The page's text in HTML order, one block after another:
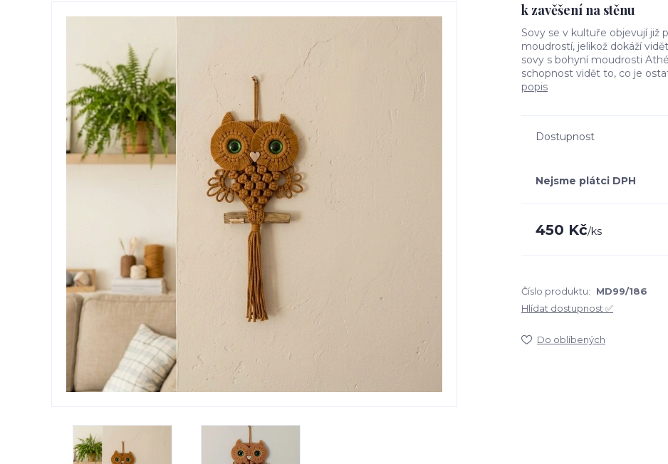
k zavěšení na stěnu
Sovy se v kultuře objevují již
moudrostí, jelikož dokáží
sovy s bohyní moudrosti
schopnost vidět to, co je
popis
Dostupnost
Nejsme plátci DPH
450 Kč/ks
Číslo produktu: MD99/186
Hlídat dostupnost ✅
Do oblíbených